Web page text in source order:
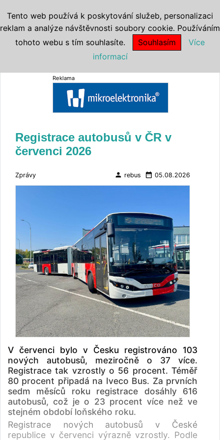
Reklama
Registrace autobusů v ČR v
červenci 2026
Zprávy person rebus date_range 05.08.2026
V červenci bylo v Česku registrováno 103
nových autobusů, meziročně o 37 více.
Registrace tak vzrostly o 56 procent. Téměř
80 procent připadá na Iveco Bus. Za prvních
sedm měsíců roku registrace dosáhly 616
autobusů, což je o 23 procent více než ve
stejném období loňského roku.
Registrace nových autobusů v České
republice v červenci výrazně vzrostly. Podle
Tento web používá k poskytování služeb, personalizaci
reklam a analýze návštěvnosti soubory cookie. Používáním
tohoto webu s tím souhlasíte.
Souhlasím
Více
informací